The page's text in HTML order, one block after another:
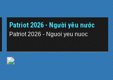
Patriot 2026 - Người yêu nước
Patriot 2026 - Nguoi yeu nuoc